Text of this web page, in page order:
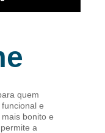
quem
e
bonito e
a